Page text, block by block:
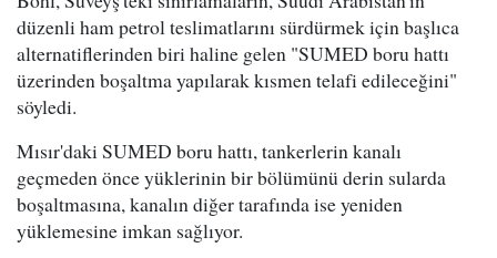
düzenli ham petrol teslimatlarını sürdürmek için başlıca
alternatiflerinden biri haline gelen "SUMED boru hattı
üzerinden boşaltma yapılarak kısmen telafi edileceğini"
söyledi.
Mısır'daki SUMED boru hattı, tankerlerin kanalı
geçmeden önce yüklerinin bir bölümünü derin sularda
boşaltmasına, kanalın diğer tarafında ise yeniden
yüklemesine imkan sağlıyor.